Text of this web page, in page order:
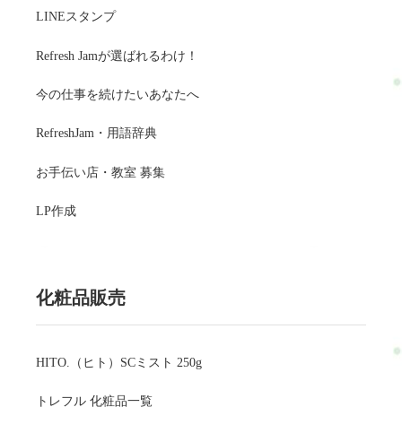
LINEスタンプ
Refresh Jamが選ばれるわけ！
今の仕事を続けたいあなたへ
RefreshJam・用語辞典
お手伝い店・教室 募集
LP作成
化粧品販売
HITO.（ヒト）SCミスト 250g
トレフル 化粧品一覧